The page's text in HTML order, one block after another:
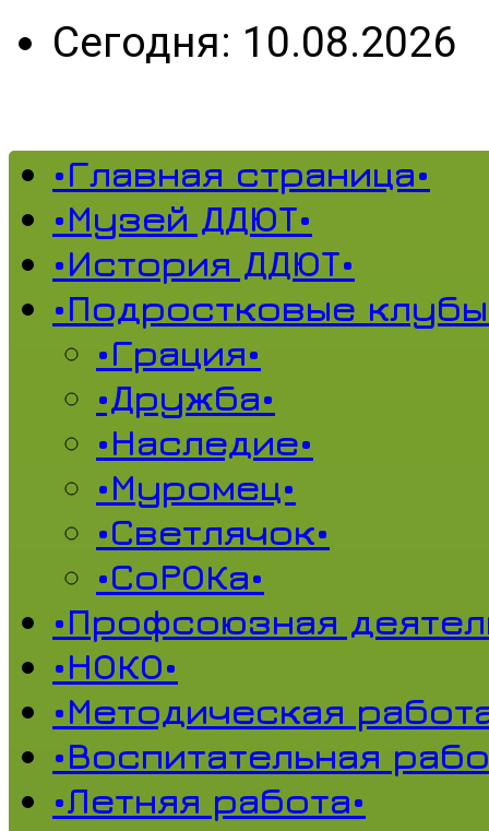
Сегодня: 10.08.2026
•Главная страница•
•Музей ДДЮТ•
•История ДДЮТ•
•Подростковые
•Грация•
•Дружба•
•Наследие•
•Муромец•
•Светлячок•
•СоРОКа•
•Профсоюзная
•НОКО•
•Методическая
•Воспитательная
•Летняя работа•